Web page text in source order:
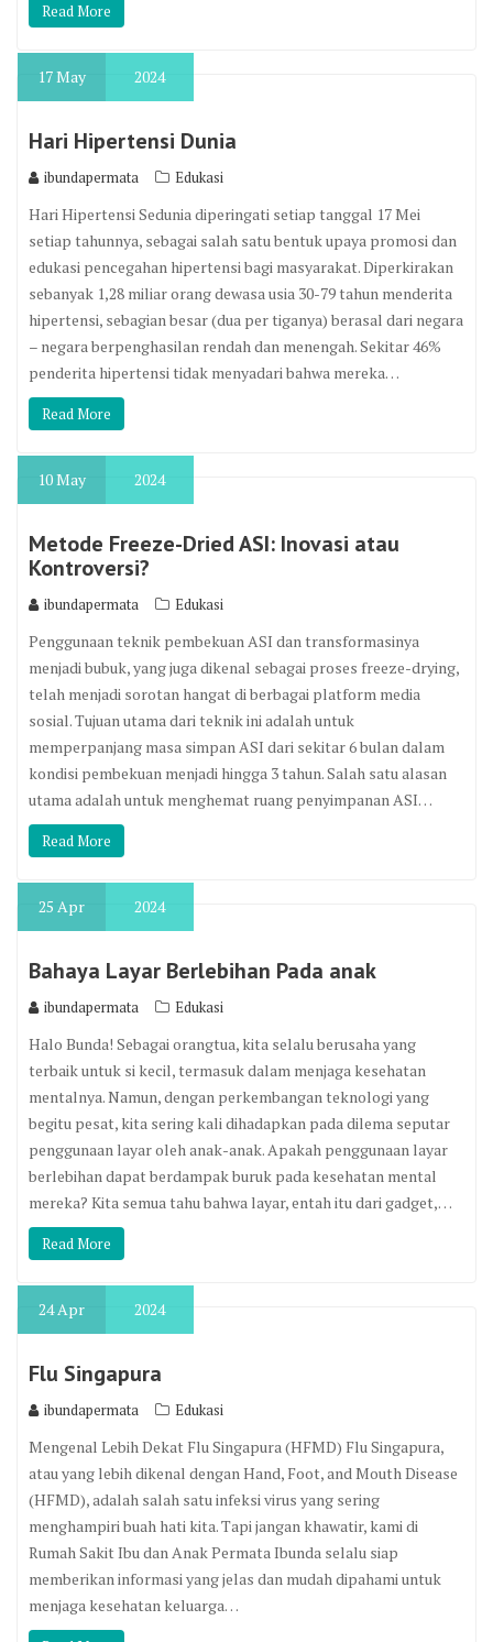
Read More
17May 2024
Hari Hipertensi Dunia
ibundapermata Edukasi
Hari Hipertensi Sedunia diperingati setiap tanggal 17 Mei
setiap tahunnya, sebagai salah satu bentuk upaya promosi dan
edukasi pencegahan hipertensi bagi masyarakat. Diperkirakan
sebanyak 1,28 miliar orang dewasa usia 30-79 tahun menderita
hipertensi, sebagian besar (dua per tiganya) berasal dari negara
– negara berpenghasilan rendah dan menengah. Sekitar 46%
penderita hipertensi tidak menyadari bahwa mereka…
Read More
10May 2024
Metode Freeze-Dried ASI: Inovasi atau
Kontroversi?
ibundapermata Edukasi
Penggunaan teknik pembekuan ASI dan transformasinya
menjadi bubuk, yang juga dikenal sebagai proses freeze-drying,
telah menjadi sorotan hangat di berbagai platform media
sosial. Tujuan utama dari teknik ini adalah untuk
memperpanjang masa simpan ASI dari sekitar 6 bulan dalam
kondisi pembekuan menjadi hingga 3 tahun. Salah satu alasan
utama adalah untuk menghemat ruang penyimpanan ASI…
Read More
25 Apr 2024
Bahaya Layar Berlebihan Pada anak
ibundapermata Edukasi
Halo Bunda! Sebagai orangtua, kita selalu berusaha yang
terbaik untuk si kecil, termasuk dalam menjaga kesehatan
mentalnya. Namun, dengan perkembangan teknologi yang
begitu pesat, kita sering kali dihadapkan pada dilema seputar
penggunaan layar oleh anak-anak. Apakah penggunaan layar
berlebihan dapat berdampak buruk pada kesehatan mental
mereka? Kita semua tahu bahwa layar, entah itu dari gadget,…
Read More
24Apr 2024
Flu Singapura
ibundapermata Edukasi
Mengenal Lebih Dekat Flu Singapura (HFMD) Flu Singapura,
atau yang lebih dikenal dengan Hand, Foot, and Mouth Disease
(HFMD), adalah salah satu infeksi virus yang sering
menghampiri buah hati kita. Tapi jangan khawatir, kami di
Rumah Sakit Ibu dan Anak Permata Ibunda selalu siap
memberikan informasi yang jelas dan mudah dipahami untuk
menjaga kesehatan keluarga…